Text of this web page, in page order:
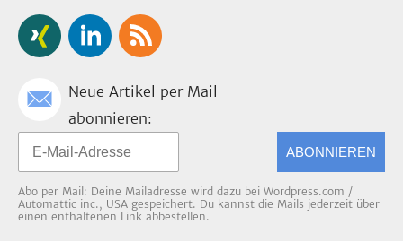
Neue Artikel per Mail
abonnieren:
ABONNIEREN
Abo per Mail: Deine Mailadresse wird dazu bei Wordpress.com /
Automattic inc., USA gespeichert. Du kannst die Mails jederzeit über
einen enthaltenen Link abbestellen.